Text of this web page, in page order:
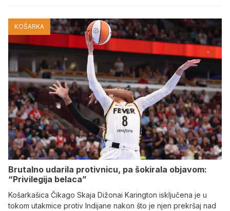
KOŠARKA
Brutalno udarila protivnicu, pa šokirala objavom:
“Privilegija belaca”
Košarkašica Čikago Skaja Dižonai Karington isključena je u
tokom utakmice protiv Indijane nakon što je njen prekršaj nad